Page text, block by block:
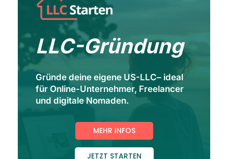
LLC-Gründung
Gründe deine eigene US-LLC– ideal
für Online-Unternehmer, Freelancer
und digitale Nomaden.
MEHR INFOS
JETZT STARTEN